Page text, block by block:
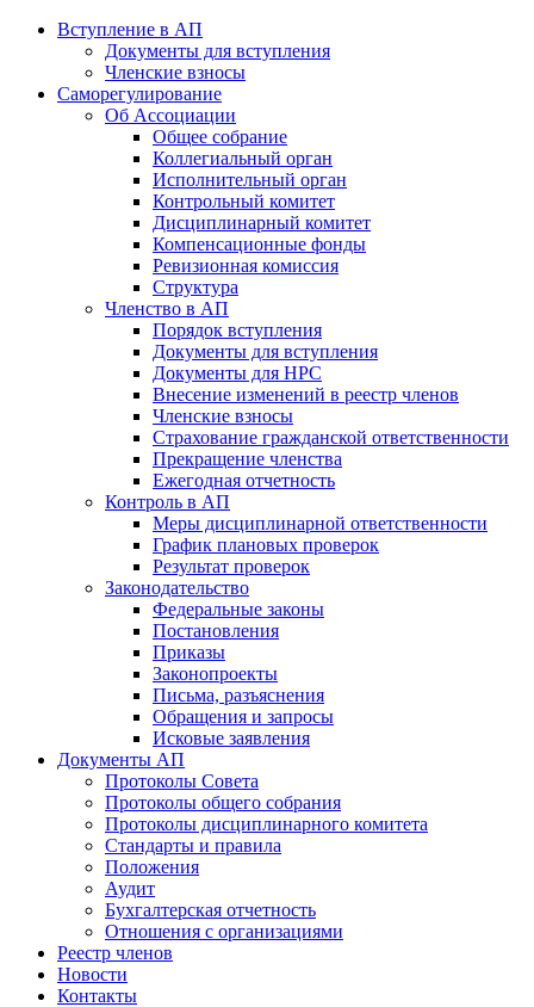
Вступление в АП
Документы для вступления
Членские взносы
Саморегулирование
Об Ассоциации
Общее собрание
Коллегиальный орган
Исполнительный орган
Контрольный комитет
Дисциплинарный комитет
Компенсационные фонды
Ревизионная комиссия
Структура
Членство в АП
Порядок вступления
Документы для вступления
Документы для НРС
Внесение изменений в реестр членов
Членские взносы
Страхование гражданской ответственности
Прекращение членства
Ежегодная отчетность
Контроль в АП
Меры дисциплинарной ответственности
График плановых проверок
Результат проверок
Законодательство
Федеральные законы
Постановления
Приказы
Законопроекты
Письма, разъяснения
Обращения и запросы
Исковые заявления
Документы АП
Протоколы Совета
Протоколы общего собрания
Протоколы дисциплинарного комитета
Стандарты и правила
Положения
Аудит
Бухгалтерская отчетность
Отношения с организациями
Реестр членов
Новости
Контакты